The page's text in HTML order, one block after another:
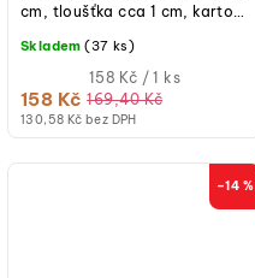
130,58 Kč bez DPH
158 Kč 169,40 Kč
Měrná
cena:
158 Kč / 1 ks
Skladem (37 ks)
cm, tloušťka cca 1 cm, karton
–14 %